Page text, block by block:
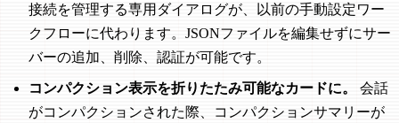
接続を管理する専用ダイアログが、以前の手動設定ワー
クフローに代わります。JSONファイルを編集せずにサー
バーの追加、削除、認証が可能です。
コンパクション表示を折りたたみ可能なカードに。
会話
がコンパクションされた際、コンパクションサマリーが